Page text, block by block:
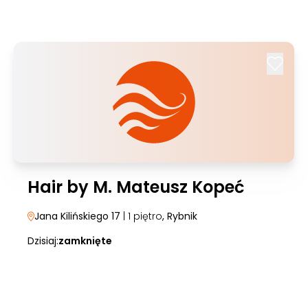
Hair by M. Mateusz Kopeć
Jana Kilińskiego 17 | 1 piętro, Rybnik
Dzisiaj:zamknięte